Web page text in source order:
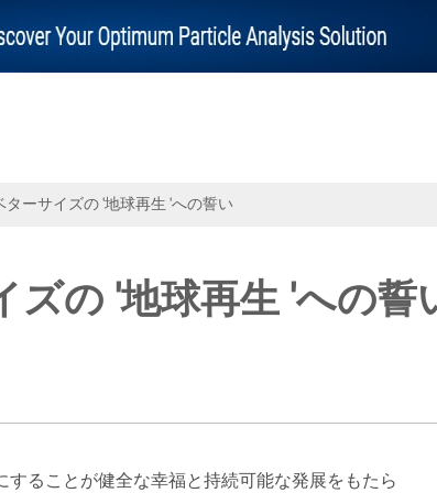
ーサイズの '地球再生 'への誓い
の '地球再生 'への誓
ることが健全な幸福と持続可能な発展をもたら